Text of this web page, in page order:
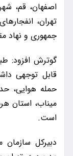
اصفهان، قم،
تهران،
جمهوری و نهاد
گوترش افزود:
قابل توجهی
میناب، استان
است.
دبیرکل